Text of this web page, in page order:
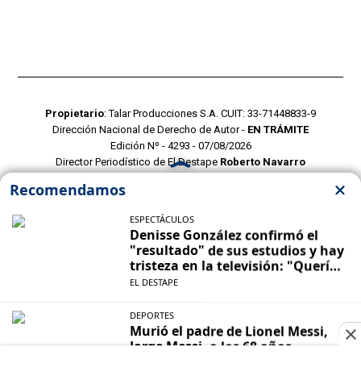
Propietario: Talar Producciones S.A. CUIT: 33-71448833-9
Dirección Nacional de Derecho de Autor - EN TRÁMITE
Edición Nº - 4293 - 07/08/2026
Director Periodístico de El Destape Roberto Navarro
POLITICAS DE PRIVACIDAD
CONTACTO COMERCIAL
CONTACTO EDITORIAL
Mustang Cloud- CMS para portales de noticias